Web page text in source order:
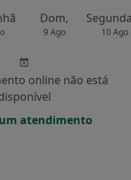
Dom,
9 Ago 10 Ago
online não está
atendimento